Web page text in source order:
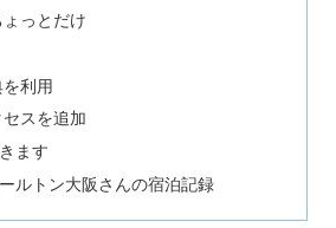
っとだけ
利用
スを追加
ます
ルトン大阪さんの宿泊記録